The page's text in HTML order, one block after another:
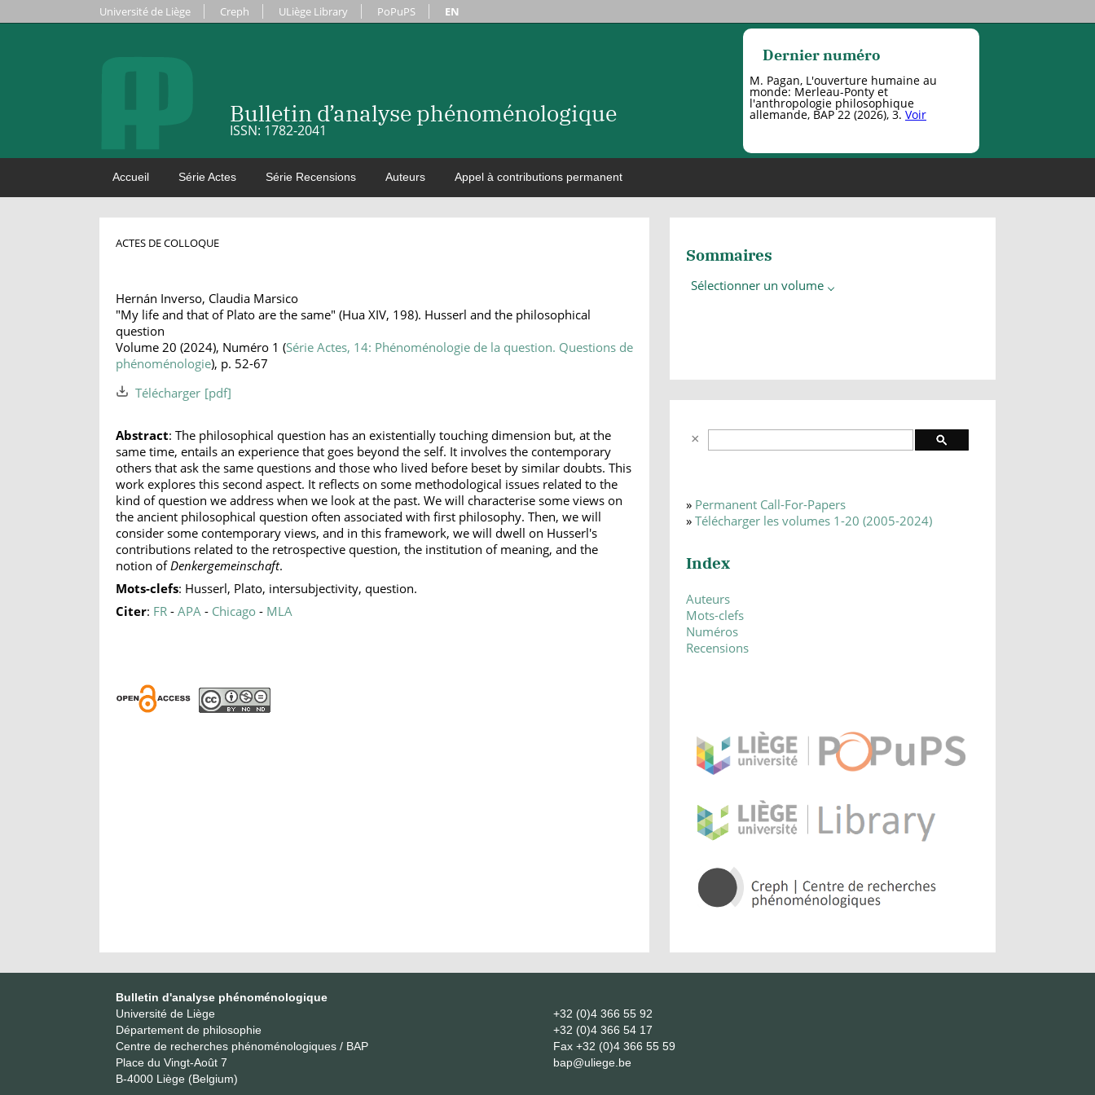
Université de Liège Creph ULiège Library PoPuPS EN
Bulletin d’analyse phénoménologique
ISSN: 1782-2041
Dernier numéro
M. Pagan, L'ouverture humaine au
monde: Merleau-Ponty et
l'anthropologie philosophique
allemande, BAP 22 (2026), 3. Voir
Accueil Série Actes Série Recensions Auteurs Appel à contributions permanent
ACTES DE COLLOQUE
Hernán Inverso, Claudia Marsico
"My life and that of Plato are the same" (Hua XIV, 198). Husserl and the philosophical
question
Volume 20 (2024), Numéro 1 (Série Actes, 14: Phénoménologie de la question. Questions de
phénoménologie), p. 52-67
Télécharger
Abstract: The philosophical question has an existentially touching dimension but, at the
same time, entails an experience that goes beyond the self. It involves the contemporary
others that ask the same questions and those who lived before beset by similar doubts. This
work explores this second aspect. It reflects on some methodological issues related to the
kind of question we address when we look at the past. We will characterise some views on
the ancient philosophical question often associated with first philosophy. Then, we will
consider some contemporary views, and in this framework, we will dwell on Husserl's
contributions related to the retrospective question, the institution of meaning, and the
notion ofDenkergemeinschaft.
Mots-clefs: Husserl, Plato, intersubjectivity, question.
Citer: FR - APA - Chicago - MLA
Sommaires
Sélectionner un volume
» Permanent Call-For-Papers
» Télécharger les volumes 1-20 (2005-2024)
Index
Auteurs
Mots-clefs
Numéros
Recensions
Bulletin d'analyse phénoménologique
Université de Liège
Département de philosophie
Centre de recherches phénoménologiques / BAP
Place du Vingt-Août 7
B-4000 Liège (Belgium)
+32 (0)4 366 55 92
+32 (0)4 366 54 17
Fax +32 (0)4 366 55 59
bap@uliege.be